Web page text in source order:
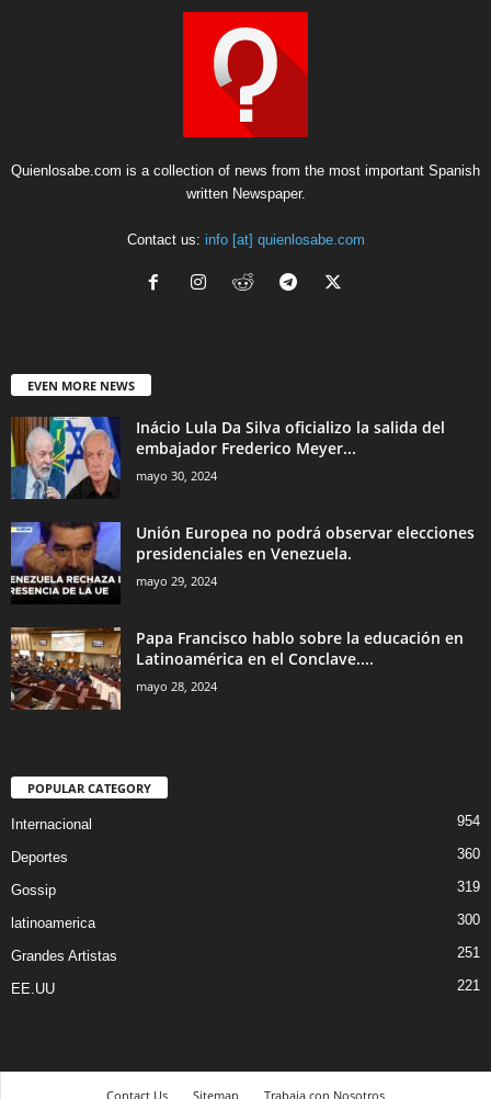
Quienlosabe.com is a collection of news from the most important Spanish
written Newspaper.
Contact us: info [at] quienlosabe.com
EVEN MORE NEWS
Inácio Lula Da Silva oficializo la salida del
embajador Frederico Meyer...
mayo 30, 2024
Unión Europea no podrá observar elecciones
presidenciales en Venezuela.
mayo 29, 2024
Papa Francisco hablo sobre la educación en
Latinoamérica en el Conclave....
mayo 28, 2024
POPULAR CATEGORY
Internacional 954
Deportes 360
Gossip 319
latinoamerica 300
Grandes Artistas 251
EE.UU 221
Contact Us Sitemap Trabaja con Nosotros